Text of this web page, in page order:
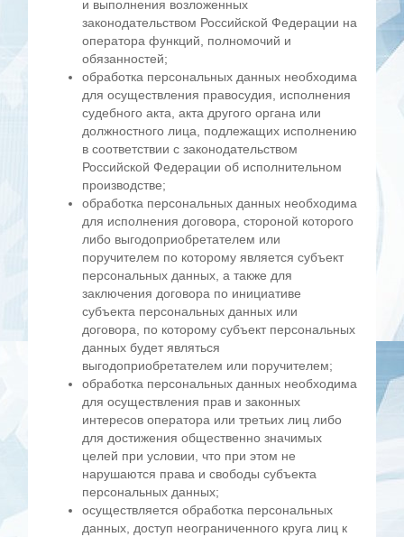
и выполнения возложенных
законодательством Российской Федерации на
оператора функций, полномочий и
обязанностей;
обработка персональных данных необходима
для осуществления правосудия, исполнения
судебного акта, акта другого органа или
должностного лица, подлежащих исполнению
в соответствии с законодательством
Российской Федерации об исполнительном
производстве;
обработка персональных данных необходима
для исполнения договора, стороной которого
либо выгодоприобретателем или
поручителем по которому является субъект
персональных данных, а также для
заключения договора по инициативе
субъекта персональных данных или
договора, по которому субъект персональных
данных будет являться
выгодоприобретателем или поручителем;
обработка персональных данных необходима
для осуществления прав и законных
интересов оператора или третьих лиц либо
для достижения общественно значимых
целей при условии, что при этом не
нарушаются права и свободы субъекта
персональных данных;
осуществляется обработка персональных
данных, доступ неограниченного круга лиц к